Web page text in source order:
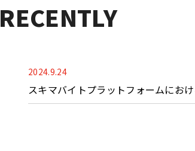
RECENTLY
2024.9.24
スキマバイトプラットフォームにお